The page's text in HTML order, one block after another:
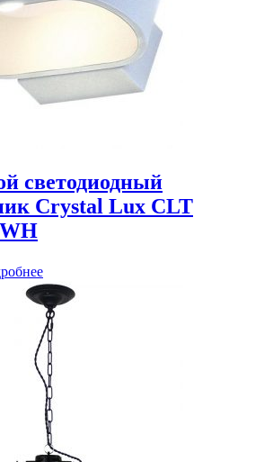
светодиодный
Crystal Lux CLT